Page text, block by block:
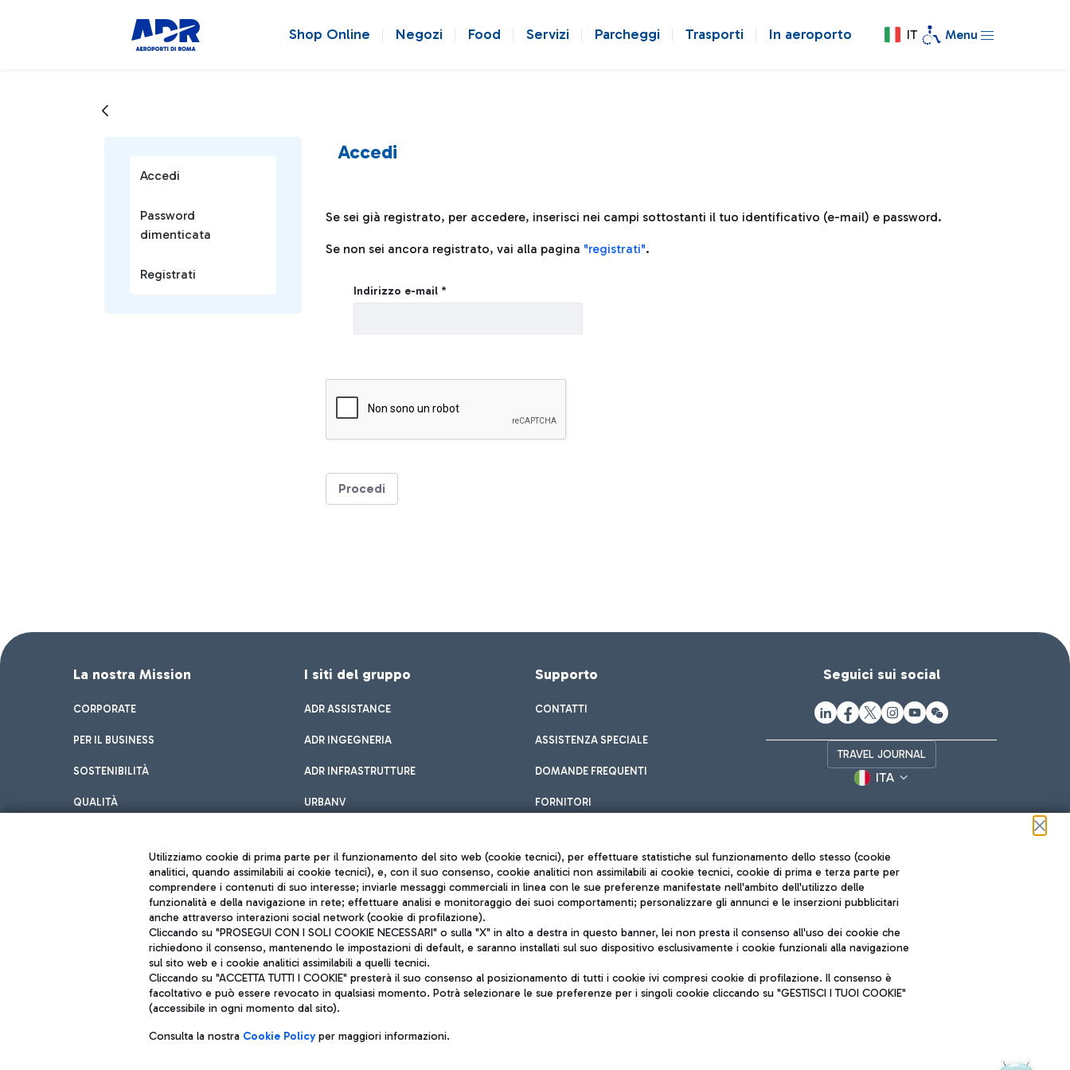
Shop Online Negozi Food Servizi Parcheggi Trasporti In aeroporto IT Menu
Accedi
Password
dimenticata
Registrati
Accedi
Se sei già registrato, per accedere, inserisci nei campi sottostanti il tuo identificativo (e-mail) e password.
Se non sei ancora registrato, vai alla pagina "registrati".
LoginIndirizzo e-mail *
Procedi
La nostra Mission
CORPORATE
PER IL BUSINESS
SOSTENIBILITÀ
QUALITÀ
I siti del gruppo
ADR ASSISTANCE
ADR INGEGNERIA
ADR INFRASTRUTTURE
URBANV
Supporto
CONTATTI
ASSISTENZA SPECIALE
DOMANDE FREQUENTI
FORNITORI
Seguici sui social
TRAVEL JOURNAL
ITA
Aeroporti di Roma S.p.A. - Società soggetta a direzione e coordinamento di Mundys S.p.A.
Codice fiscale e Registro delle Imprese di Roma 13032990155 P. IVA 06572251004
Capitale sociale 62.224.743,00 int. vers.
Sede legale: Via Pier Paolo Racchetti 1 - 00054 Fiumicino (RM) telefono +39 06 65951
Note legali
Mappa sito
Accessibilità
Roma FCO
L'aeroporto stellato
QUALITÀ SOSTENIBILITÀ INNOVAZIONE
Utilizziamo cookie di prima parte per il funzionamento del sito web (cookie tecnici), per effettuare statistiche sul funzionamento dello stesso (cookie
analitici, quando assimilabili ai cookie tecnici), e, con il suo consenso, cookie analitici non assimilabili ai cookie tecnici, cookie di prima e terza parte per
comprendere i contenuti di suo interesse; inviarle messaggi commerciali in linea con le sue preferenze manifestate nell'ambito dell'utilizzo delle
funzionalità e della navigazione in rete; effettuare analisi e monitoraggio dei suoi comportamenti; personalizzare gli annunci e le inserzioni pubblicitari
anche attraverso interazioni social network (cookie di profilazione).
Cliccando su "PROSEGUI CON I SOLI COOKIE NECESSARI" o sulla "X" in alto a destra in questo banner, lei non presta il consenso all'uso dei cookie che
richiedono il consenso, mantenendo le impostazioni di default, e saranno installati sul suo dispositivo esclusivamente i cookie funzionali alla navigazione
sul sito web e i cookie analitici assimilabili a quelli tecnici.
Cliccando su "ACCETTA TUTTI I COOKIE" presterà il suo consenso al posizionamento di tutti i cookie ivi compresi cookie di profilazione. Il consenso è
facoltativo e può essere revocato in qualsiasi momento. Potrà selezionare le sue preferenze per i singoli cookie cliccando su "GESTISCI I TUOI COOKIE"
(accessibile in ogni momento dal sito).
Consulta la nostra Cookie Policyper maggiori informazioni.